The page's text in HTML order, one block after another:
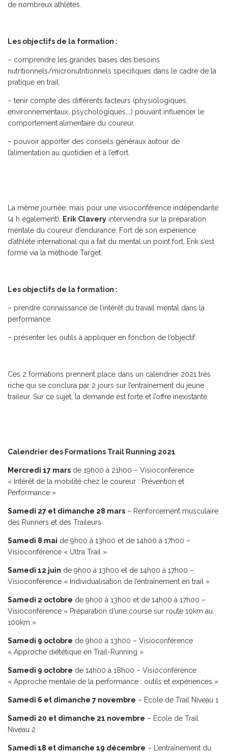
de nombreux athlètes.
Les objectifs de la formation :
– comprendre les grandes bases des besoins
nutritionnels/micronutritionnels spécifiques dans le cadre de la
pratique en trail.
– tenir compte des différents facteurs (physiologiques,
environnementaux, psychologiques,…) pouvant influencer le
comportement alimentaire du coureur.
– pouvoir apporter des conseils généraux autour de
l’alimentation au quotidien et à l’effort.
La même journée, mais pour une visioconférence indépendante
(4 h également),
Erik Clavery interviendra sur la préparation
mentale du coureur d’endurance. Fort de son expérience
d’athlète international qui a fait du mental un point fort, Erik s’est
formé via la méthode Target.
Les objectifs de la formation :
– prendre connaissance de l’intérêt du travail mental dans la
performance.
– présenter les outils à appliquer en fonction de l’objectif.
Ces 2 formations prennent place dans un calendrier 2021 très
riche qui se conclura par 2 jours sur l’entraînement du jeune
traileur. Sur ce sujet, la demande est forte et l’offre inexistante.
Calendrier des Formations Trail Running 2021
Mercredi 17 mars de 19h00 à 21h00 – Visioconférence
« Intérêt de la mobilité chez le coureur : Prévention et
Performance »
Samedi 27 et dimanche 28 mars – Renforcement musculaire
des Runners et des Traileurs
Samedi 8 mai de 9h00 à 13h00 et de 14h00 à 17h00 –
Visioconférence « Ultra Trail »
Samedi 12 juin de 9h00 à 13h00 et de 14h00 à 17h00 –
Visioconférence « Individualisation de l’entraînement en trail »
Samedi 2 octobre de 9h00 à 13h00 et de 14h00 à 17h00 –
Visioconférence « Préparation d’une course sur route 10km au
100km »
Samedi 9 octobre de 9h00 à 13h00 – Visioconférence
« Approche diététique en Trail-Running »
Samedi 9 octobre de 14h00 à 18h00 – Visioconférence
« Approche mentale de la performance : outils et expériences »
Samedi 6 et dimanche 7 novembre – Ecole de Trail Niveau 1
Samedi 20 et dimanche 21 novembre – Ecole de Trail
Niveau 2
Samedi 18 et dimanche 19 décembre – L’entraînement du